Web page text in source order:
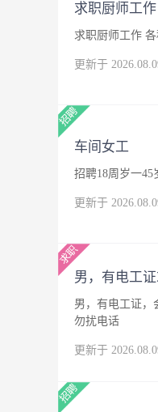
求职厨师工作
求职厨师工作
更新于
车间女工
招聘18周岁一45
更新于
男，有电工
男，有电工证，
勿扰电话
更新于